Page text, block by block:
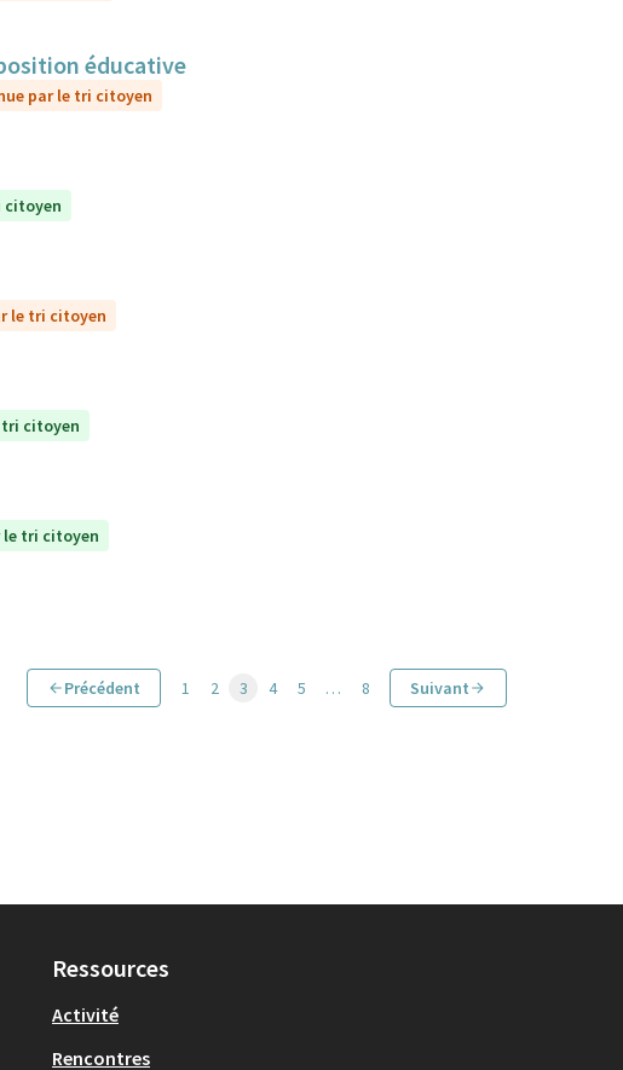
éducative
par le tri citoyen
citoyen
le tri citoyen
tri citoyen
le tri citoyen
Précédent 1 2 3 4 5 … 8 Suivant
Ressources
Activité
Rencontres